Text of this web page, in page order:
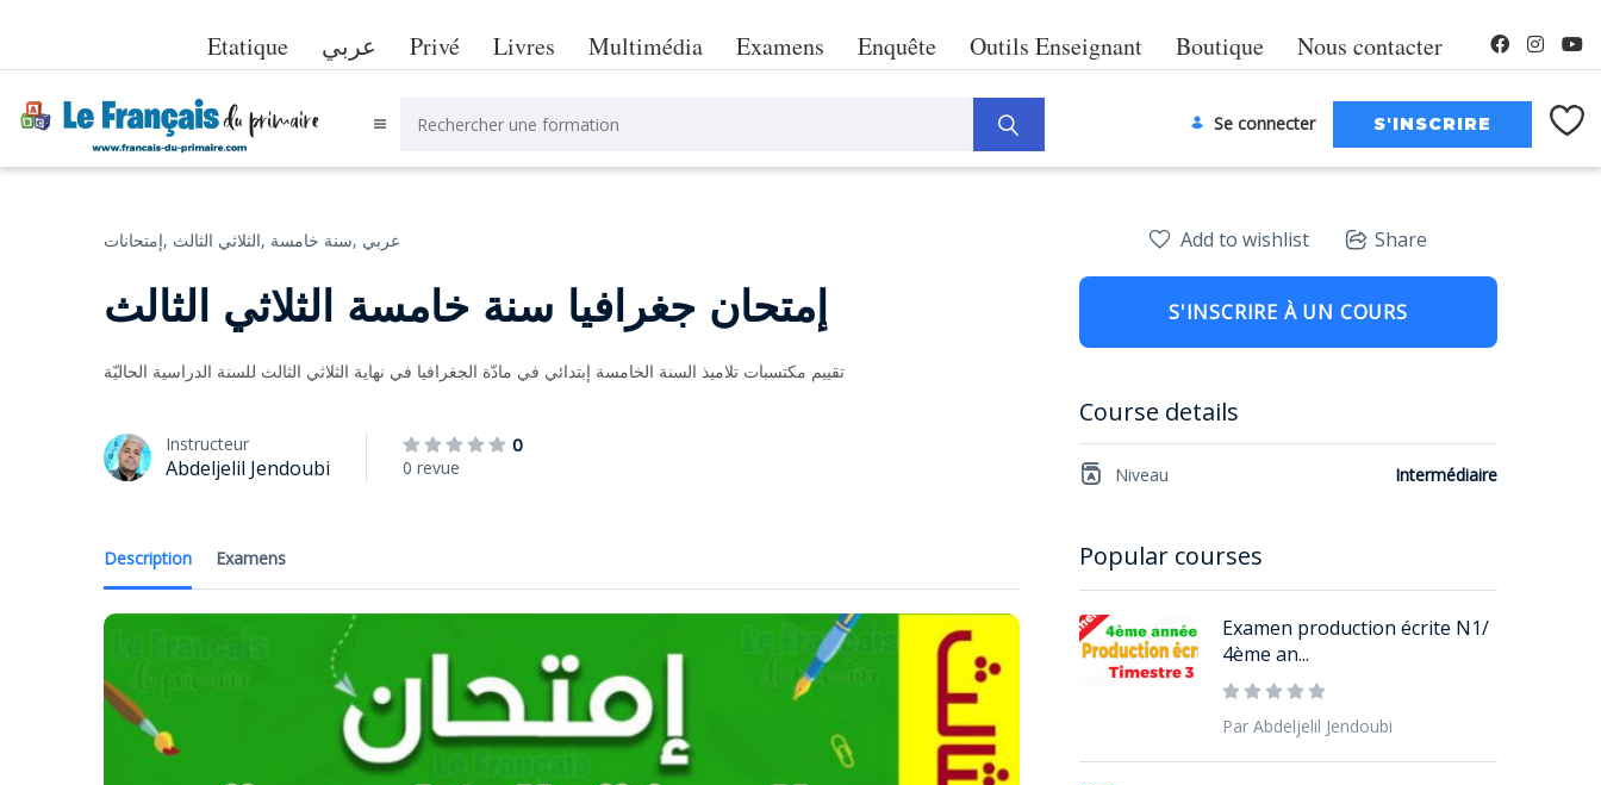
Etatique عربي Privé Livres Multimédia Examens Enquête Outils Enseignant Boutique Nous contacter
Se connecter
إمتحانات, الثلاثي الثالث, سنة خامسة, عربي
إمتحان جغرافيا سنة خامسة الثلاثي الثالث
تقييم مكتسبات تلاميذ السنة الخامسة إبتدائي في مادّة الجغرافيا في نهاية الثلاثي الثالث للسنة الدراسية الحاليّة
Instructeur
Abdeljelil Jendoubi
0
0 revue
Description Examens
Add to wishlist Share
S'INSCRIRE À UN COURS
Course details
Niveau Intermédiaire
Popular courses
Examen production écrite N1/
4ème an...
Par Abdeljelil Jendoubi